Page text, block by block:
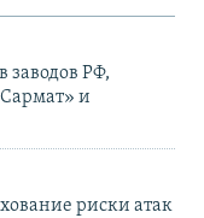
заводов РФ,
и
риски атак